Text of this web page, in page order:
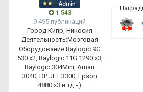
1 543
9 495 публикаций
Город:Кипр, Никосия
Деятельность:Мозговая
Оборудование:Raylogic 9G
530 х2, Raylogic 11G 1290 х3,
Raylogic 304Mini, Aman
3040, DP JET 3300, Epson
4880 x3 и тд =)